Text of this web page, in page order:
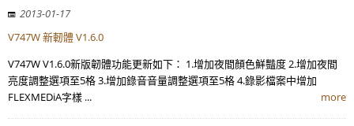
2013-01-17
V747W 新軔體 V1.6.0
V747W V1.6.0新版韌體功能更新如下： 1.增加夜間顏色鮮豔度 2.增加夜間
亮度調整選項至5格 3.增加錄音音量調整選項至5格 4.錄影檔案中增加
FLEXMEDiA字樣 ...
more